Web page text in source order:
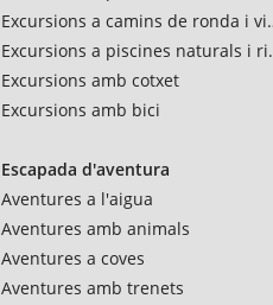
Excursions a camins de ronda i
Excursions a piscines naturals i
Excursions amb cotxet
Excursions amb bici
Escapada d'aventura
Aventures a l'aigua
Aventures amb animals
Aventures a coves
Aventures amb trenets